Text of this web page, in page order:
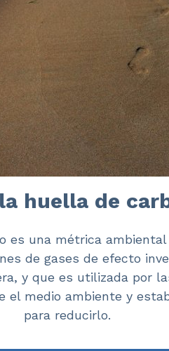
huella de
es una métrica
de gases de efecto
y que es utilizada por
el medio ambiente y
para reducirlo.